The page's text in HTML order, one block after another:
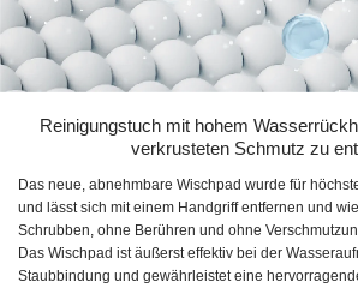
Reinigungstuch mit hohem
verkrusteten Schmutz zu
Das neue, abnehmbare Wischpad wurde für
und lässt sich mit einem Handgriff entfernen und
Schrubben, ohne Berühren und ohne
Das Wischpad ist äußerst effektiv bei der
Staubbindung und gewährleistet eine